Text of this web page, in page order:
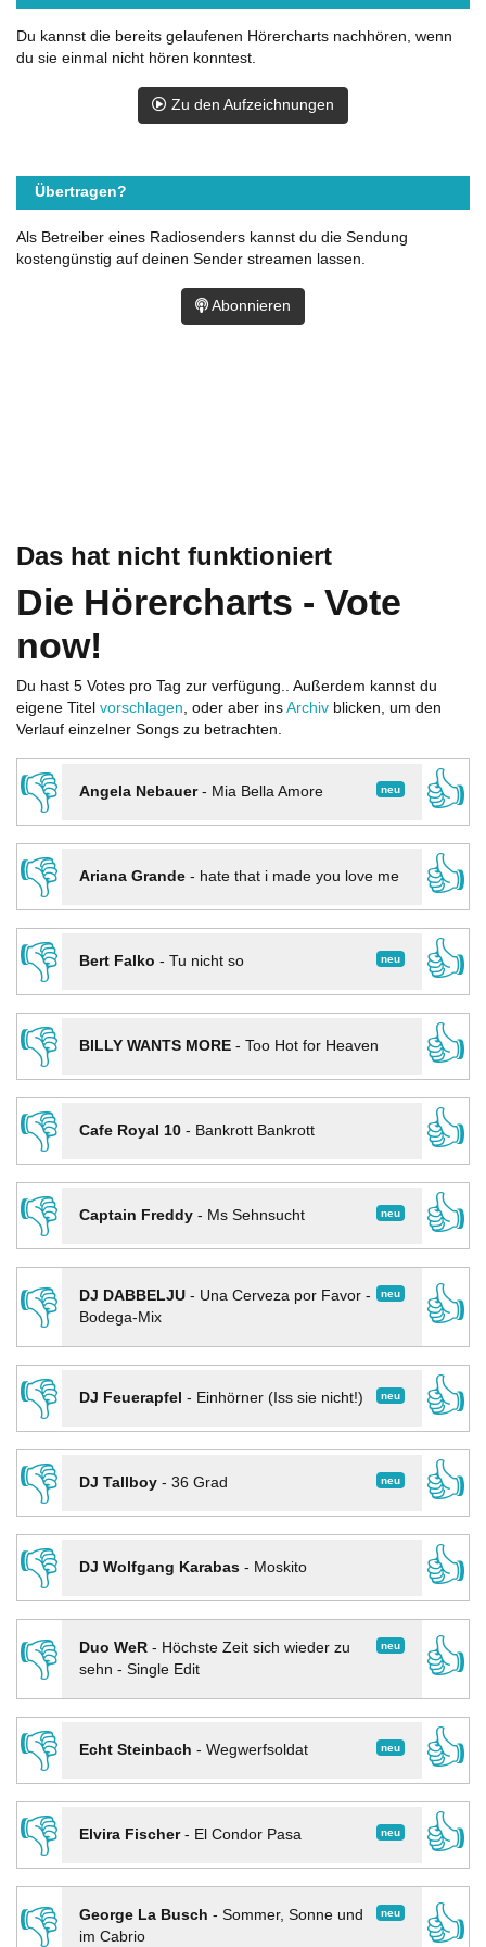
Das hat nicht funktioniert
Die Hörercharts - Vote
now!
Du hast 5 Votes pro Tag zur verfügung.. Außerdem kannst du
eigene Titel vorschlagen, oder aber ins Archiv blicken, um den
Verlauf einzelner Songs zu betrachten.
👎 neu
Angela Nebauer- Mia Bella Amore
👍
👎
Ariana Grande- hate that i made you love me
👍
👎
neu
Bert Falko - Tu nicht so
👍
👎
BILLY WANTS MORE- Too Hot for Heaven
👍
👎
Cafe Royal 10- Bankrott Bankrott
👍
👎
neu
Captain Freddy- Ms Sehnsucht
👍
👎
neu
DJ DABBELJU- Una Cerveza por Favor -
Bodega-Mix
👍
👎
neu
DJ Feuerapfel - Einhörner (Iss sie nicht!)
👍
👎
neu
DJ Tallboy- 36 Grad
👍
👎
DJ Wolfgang Karabas- Moskito
👍
👎
neu
Duo WeR- Höchste Zeit sich wieder zu
sehn - Single Edit
👍
👎
neu
Echt Steinbach - Wegwerfsoldat
👍
👎
neu
Elvira Fischer- El Condor Pasa
👍
👎
neu
George La Busch - Sommer, Sonne und
im Cabrio
👍
Du kannst die bereits gelaufenen Hörercharts nachhören, wenn
du sie einmal nicht hören konntest.
Zu den Aufzeichnungen
Übertragen?
Als Betreiber eines Radiosenders kannst du die Sendung
kostengünstig auf deinen Sender streamen lassen.
Abonnieren